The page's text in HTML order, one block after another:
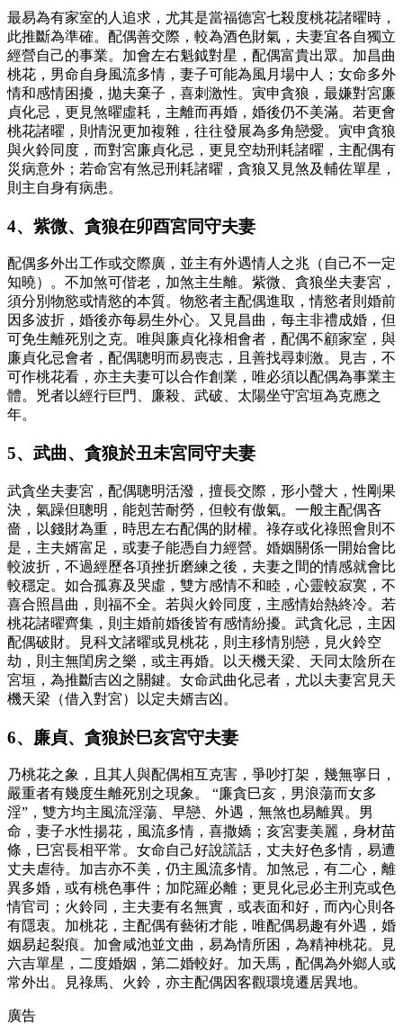
最易為有家室的人追求，尤其是當福德宮七殺度桃花諸曜時，
此推斷為準確。配偶善交際，較為酒色財氣，夫妻宜各自獨立
經營自己的事業。加會左右魁鉞對星，配偶富貴出眾。加昌曲
桃花，男命自身風流多情，妻子可能為風月場中人；女命多外
情和感情困擾，拋夫棄子，喜刺激性。寅申貪狼，最嫌對宮廉
貞化忌，更見煞曜虛耗，主離而再婚，婚後仍不美滿。若更會
桃花諸曜，則情況更加複雜，往往發展為多角戀愛。寅申貪狼
與火鈴同度，而對宮廉貞化忌，更見空劫刑耗諸曜，主配偶有
災病意外；若命宮有煞忌刑耗諸曜，貪狼又見煞及輔佐單星，
則主自身有病患。
4、紫微、貪狼在卯酉宮同守夫妻
配偶多外出工作或交際廣，並主有外遇情人之兆（自己不一定
知曉）。不加煞可偕老，加煞主生離。紫微、貪狼坐夫妻宮，
須分別物慾或情慾的本質。物慾者主配偶進取，情慾者則婚前
因多波折，婚後亦每易生外心。又見昌曲，每主非禮成婚，但
可免生離死別之克。唯與廉貞化祿相會者，配偶不顧家室，與
廉貞化忌會者，配偶聰明而易喪志，且善找尋刺激。見吉，不
可作桃花看，亦主夫妻可以合作創業，唯必須以配偶為事業主
體。兇者以經行巨門、廉殺、武破、太陽坐守宮垣為克應之
年。
5、武曲、貪狼於丑未宮同守夫妻
武貪坐夫妻宮，配偶聰明活潑，擅長交際，形小聲大，性剛果
決，氣躁但聰明，能剋苦耐勞，但較有傲氣。一般主配偶吝
嗇，以錢財為重，時思左右配偶的財權。祿存或化祿照會則不
是，主夫婿富足，或妻子能憑自力經營。婚姻關係一開始會比
較波折，不過經歷各項挫折磨練之後，夫妻之間的情感就會比
較穩定。如合孤寡及哭虛，雙方感情不和睦，心靈較寂寞，不
喜合照昌曲，則福不全。若與火鈴同度，主感情始熱終冷。若
桃花諸曜齊集，則主婚前婚後皆有感情紛擾。武貪化忌，主因
配偶破財。見科文諸曜或見桃花，則主移情別戀，見火鈴空
劫，則主無閨房之樂，或主再婚。以天機天梁、天同太陰所在
宮垣，為推斷吉凶之關鍵。女命武曲化忌者，尤以夫妻宮見天
機天梁（借入對宮）以定夫婿吉凶。
6、廉貞、貪狼於巳亥宮守夫妻
乃桃花之象，且其人與配偶相互克害，爭吵打架，幾無寧日，
嚴重者有幾度生離死別之現象。 “廉貪巳亥，男浪蕩而女多
淫”，雙方均主風流淫蕩、早戀、外遇，無煞也易離異。男
命，妻子水性揚花，風流多情，喜撒嬌；亥宮妻美麗，身材苗
條，巳宮長相平常。女命自己好說謊話，丈夫好色多情，易遭
丈夫虐待。加吉亦不美，仍主風流多情。加煞忌，有二心，離
異多婚，或有桃色事件；加陀羅必離；更見化忌必主刑克或色
情官司；火鈴同，主夫妻有名無實，或表面和好，而內心則各
有隱衷。加桃花，主配偶有藝術才能，唯配偶易趣有外遇，婚
姻易起裂痕。加會咸池並文曲，易為情所困，為精神桃花。見
六吉單星，二度婚姻，第二婚較好。加天馬，配偶為外鄉人或
常外出。見祿馬、火鈴，亦主配偶因客觀環境遷居異地。
廣告